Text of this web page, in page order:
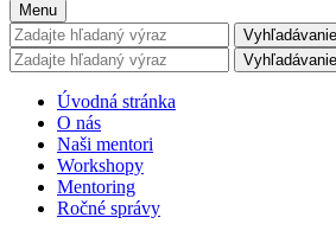
Menu
Vyhľadávanie
Vyhľadávanie
Úvodná stránka
O nás
Naši mentori
Workshopy
Mentoring
Ročné správy